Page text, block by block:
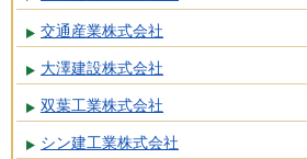
交通産業株式会社
大澤建設株式会社
双葉工業株式会社
シン建工業株式会社